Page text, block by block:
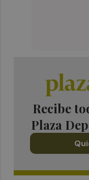
Recibe
Plaza